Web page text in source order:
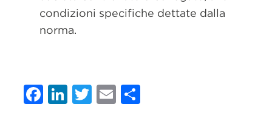
condizioni specifiche dettate dalla
norma.
Facebook
LinkedIn
Twitter
Email